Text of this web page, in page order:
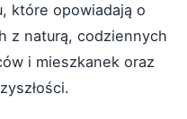
które opowiadają o
z naturą, codziennych
i mieszkanek oraz